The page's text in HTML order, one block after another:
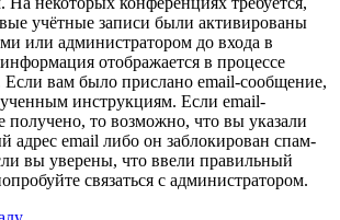
учётные записи были активированы
или администратором до входа в
отображается в процессе
Если вам было прислано email-сообщение,
инструкциям. Если email-
получено, то возможно, что вы указали
адрес email либо он заблокирован спам-
вы уверены, что ввели правильный
связаться с администратором.